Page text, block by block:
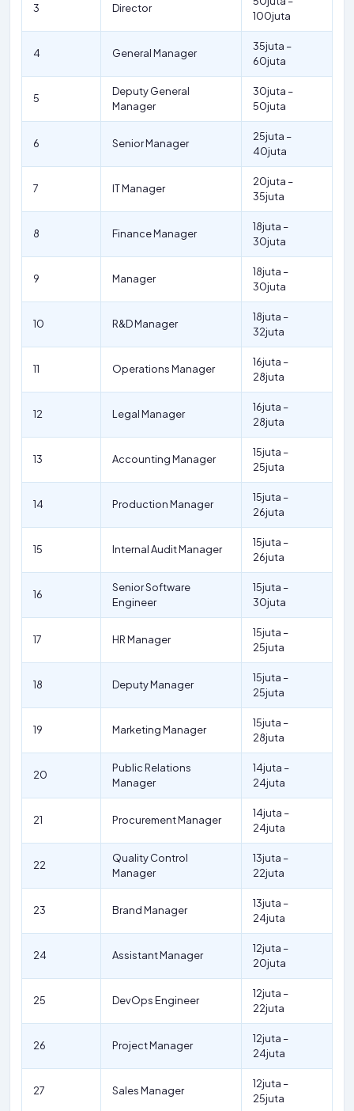
3 Director
100juta
4 General Manager
35juta –
60juta
5
Deputy General
Manager
30juta –
50juta
6 Senior Manager
25juta –
40juta
7 IT Manager
20juta –
35juta
8 Finance Manager
18juta –
30juta
9 Manager
18juta –
30juta
10 R&D Manager
18juta –
32juta
11 Operations Manager
16juta –
28juta
12 Legal Manager
16juta –
28juta
13 Accounting Manager
15juta –
25juta
14 Production Manager
15juta –
26juta
15 Internal Audit Manager
15juta –
26juta
16
Senior Software
Engineer
15juta –
30juta
17 HR Manager
15juta –
25juta
18 Deputy Manager
15juta –
25juta
19 Marketing Manager
15juta –
28juta
20
Public Relations
Manager
14juta –
24juta
21 Procurement Manager
14juta –
24juta
22
Quality Control
Manager
13juta –
22juta
23 Brand Manager
13juta –
24juta
24 Assistant Manager
12juta –
20juta
25 DevOps Engineer
12juta –
22juta
26 Project Manager
12juta –
24juta
27 Sales Manager
12juta –
25juta